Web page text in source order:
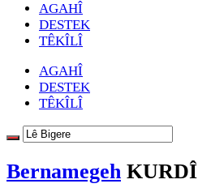
AGAHÎ
DESTEK
TÊKÎLÎ
AGAHÎ
DESTEK
TÊKÎLÎ
Bernamegeh KURDÎ